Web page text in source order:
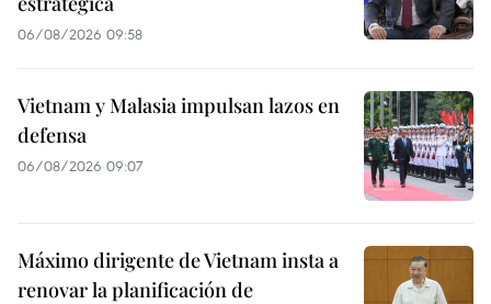
06/08/2026 09:58
Vietnam y Malasia impulsan lazos en
defensa
06/08/2026 09:07
Máximo dirigente de Vietnam insta a
renovar la planificación de